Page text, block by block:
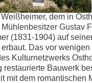
des
dem in
Gustav
(1831-1904) auf
Das vor wenigen
Kulturnetzwerks
restaurierte Bauwerk
mit dem romantischen